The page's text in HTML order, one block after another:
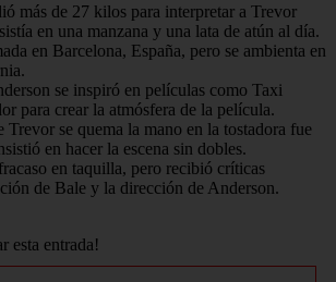
más de 27 kilos para interpretar a Trevor
en una manzana y una lata de atún al día.
en Barcelona, España, pero se ambienta en
se inspiró en películas como Taxi
para crear la atmósfera de la película.
Trevor se quema la mano en la tostadora fue
en hacer la escena sin dobles.
en taquilla, pero recibió críticas
de Bale y la dirección de Anderson.
esta entrada!